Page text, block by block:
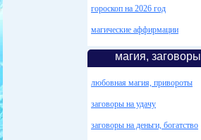
гороскоп на 2026 год
магические аффирмации
магия, заговоры
любовная магия, привороты
заговоры на удачу
заговоры на деньги, богатство